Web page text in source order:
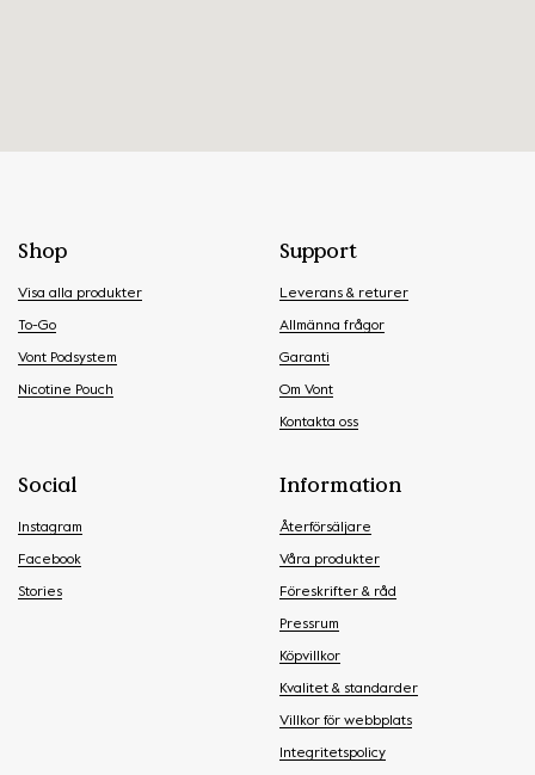
Shop
Visa alla produkter
To-Go
Vont Podsystem
Nicotine Pouch
Support
Leverans & returer
Allmänna frågor
Garanti
Om Vont
Kontakta oss
Social
Instagram
Facebook
Stories
Information
Återförsäljare
Våra produkter
Föreskrifter & råd
Pressrum
Köpvillkor
Kvalitet & standarder
Villkor för webbplats
Integritetspolicy